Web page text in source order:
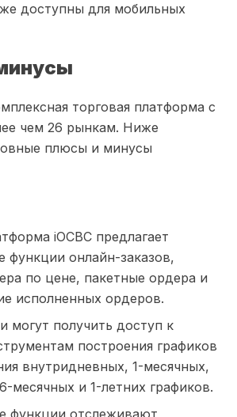
доступны для мобильных
торговая платформа с
чем 26 рынкам. Ниже
плюсы и минусы
iOCBC предлагает
функции онлайн-заказов,
по цене, пакетные ордера и
исполненных ордеров.
могут получить доступ к
построения графиков
внутридневных, 1-месячных,
месячных и 1-летних графиков.
функции отслеживают